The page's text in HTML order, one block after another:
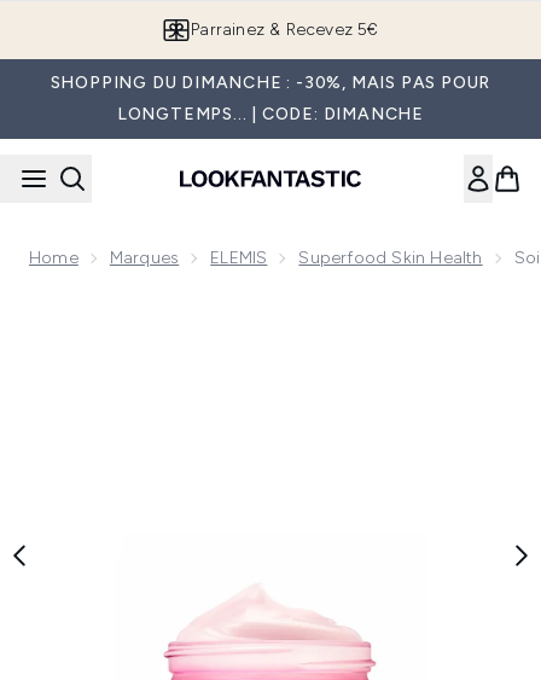
Parrainez & Recevez 5€
SHOPPING DU DIMANCHE : -30%, MAIS PAS POUR
LONGTEMPS... | CODE: DIMANCHE
Home Marques ELEMIS Superfood Skin Health